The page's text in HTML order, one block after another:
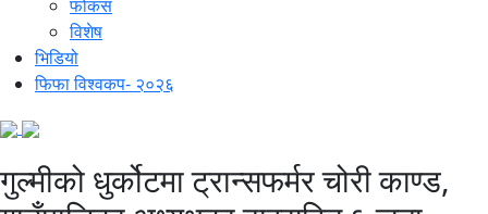
फोकस
विशेष
भिडियो
फिफा विश्वकप- २०२६
गुल्मीको धुर्कोटमा ट्रान्सफर्मर चोरी काण्ड,